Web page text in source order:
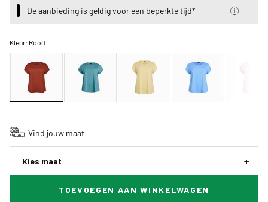
De aanbieding is geldig voor een beperkte tijd*
Kleur: Rood
Vind jouw maat
Kies maat
TOEVOEGEN AAN WINKELWAGEN